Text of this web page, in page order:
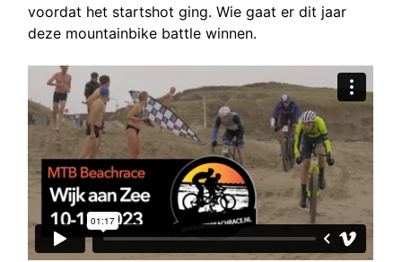
voordat het startshot ging. Wie gaat er dit jaar
deze mountainbike battle winnen.